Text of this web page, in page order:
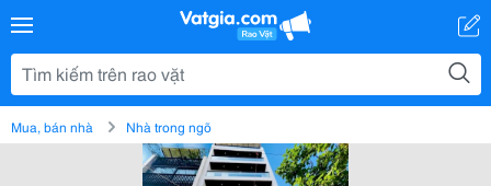
Mua, bán nhà Nhà trong ngõ